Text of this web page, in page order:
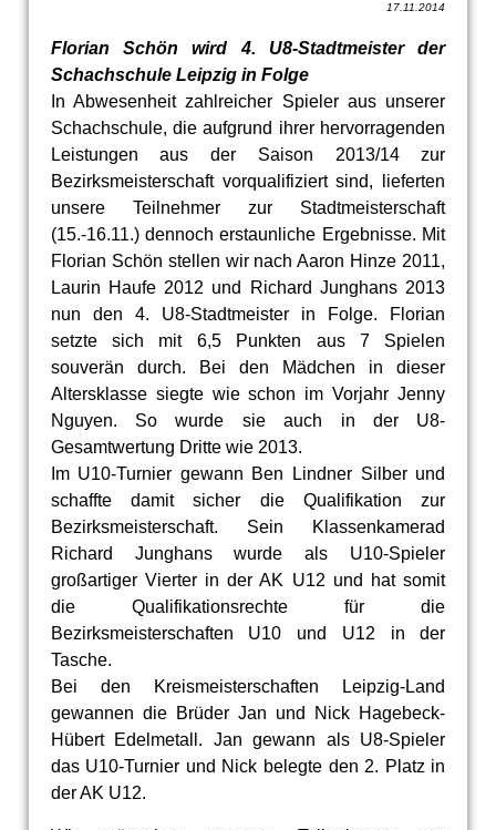
17.11.2014
Florian Schön wird 4. U8-Stadtmeister der
Schachschule Leipzig in Folge
In Abwesenheit zahlreicher Spieler aus unserer
Schachschule, die aufgrund ihrer hervorragenden
Leistungen aus der Saison 2013/14 zur
Bezirksmeisterschaft vorqualifiziert sind, lieferten
unsere Teilnehmer zur Stadtmeisterschaft
(15.-16.11.) dennoch erstaunliche Ergebnisse. Mit
Florian Schön stellen wir nach Aaron Hinze 2011,
Laurin Haufe 2012 und Richard Junghans 2013
nun den 4. U8-Stadtmeister in Folge. Florian
setzte sich mit 6,5 Punkten aus 7 Spielen
souverän durch. Bei den Mädchen in dieser
Altersklasse siegte wie schon im Vorjahr Jenny
Nguyen. So wurde sie auch in der U8-
Gesamtwertung Dritte wie 2013.
Im U10-Turnier gewann Ben Lindner Silber und
schaffte damit sicher die Qualifikation zur
Bezirksmeisterschaft. Sein Klassenkamerad
Richard Junghans wurde als U10-Spieler
großartiger Vierter in der AK U12 und hat somit
die Qualifikationsrechte für die
Bezirksmeisterschaften U10 und U12 in der
Tasche.
Bei den Kreismeisterschaften Leipzig-Land
gewannen die Brüder Jan und Nick Hagebeck-
Hübert Edelmetall. Jan gewann als U8-Spieler
das U10-Turnier und Nick belegte den 2. Platz in
der AK U12.